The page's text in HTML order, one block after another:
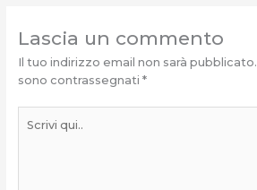
Lascia un commento
Il tuo indirizzo email non sarà pubblicato.
sono contrassegnati *
qui..